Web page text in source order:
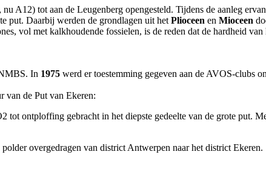
A12) tot aan de Leugenberg opengesteld. Tijdens de aanleg
put. Daarbij werden de grondlagen uit het Plioceen en Mioceen
vol met kalkhoudende fossielen, is de reden dat de hardheid
In 1975 werd er toestemming gegeven aan de AVOS-clubs
van de Put van Ekeren:
tot ontploffing gebracht in het diepste gedeelte van de grote put.
overgedragen van district Antwerpen naar het district Ekeren.